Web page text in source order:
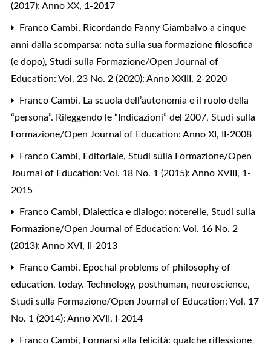
(2017): Anno XX, 1-2017
Franco Cambi, Ricordando Fanny Giambalvo a cinque
anni dalla scomparsa: nota sulla sua formazione filosofica
(e dopo), Studi sulla Formazione/Open Journal of
Education: Vol. 23 No. 2 (2020): Anno XXIII, 2-2020
Franco Cambi, La scuola dell’autonomia e il ruolo della
“persona”. Rileggendo le “Indicazioni” del 2007, Studi sulla
Formazione/Open Journal of Education: Anno XI, II-2008
Franco Cambi, Editoriale, Studi sulla Formazione/Open
Journal of Education: Vol. 18 No. 1 (2015): Anno XVIII, 1-
2015
Franco Cambi, Dialettica e dialogo: noterelle, Studi sulla
Formazione/Open Journal of Education: Vol. 16 No. 2
(2013): Anno XVI, II-2013
Franco Cambi, Epochal problems of philosophy of
education, today. Technology, posthuman, neuroscience,
Studi sulla Formazione/Open Journal of Education: Vol. 17
No. 1 (2014): Anno XVII, I-2014
Franco Cambi, Formarsi alla felicità: qualche riflessione